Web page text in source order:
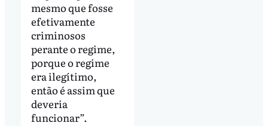
mesmo que fosse
efetivamente
criminosos
perante o regime,
porque o regime
era ilegítimo,
então é assim que
deveria
funcionar”.